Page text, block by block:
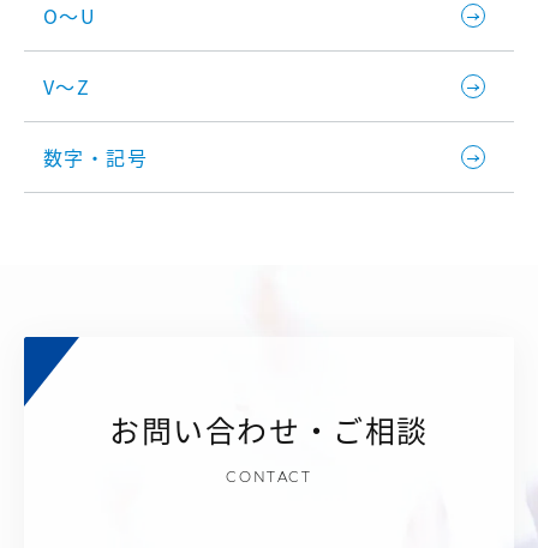
O～U
V～Z
数字・記号
お問い合わせ・ご相談
CONTACT